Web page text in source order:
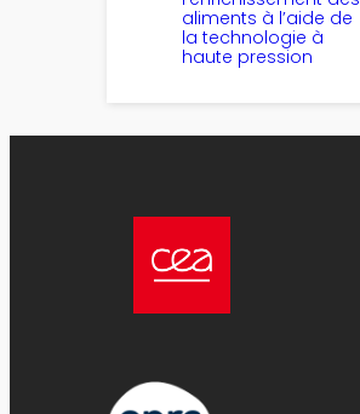
aliments à l’aide de
la technologie à
haute pression